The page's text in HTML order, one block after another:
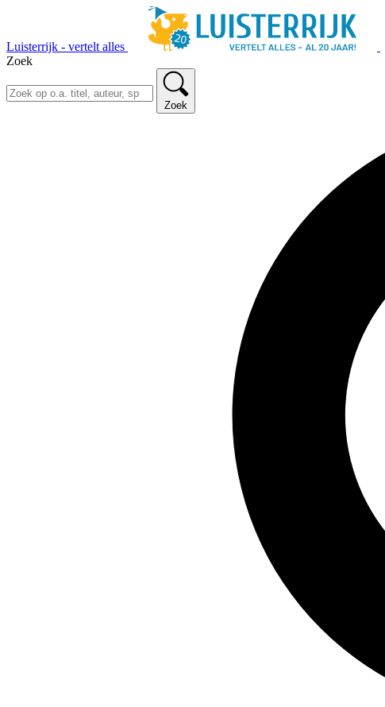
Luisterrijk - vertelt alles
Zoek
Zoek